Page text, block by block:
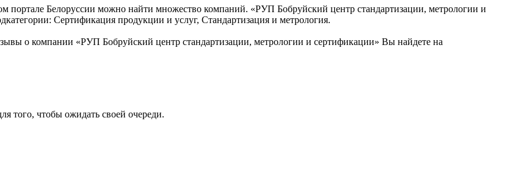
портале Белоруссии можно найти множество компаний. «РУП Бобруйский центр стандартизации, метрологии и
Сертификация продукции и услуг, Стандартизация и метрология.
о компании «РУП Бобруйский центр стандартизации, метрологии и сертификации» Вы найдете на
того, чтобы ожидать своей очереди.